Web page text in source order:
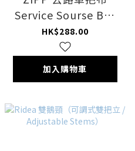
Service Sourse Bar
Tape CX BLACK
HK$288.00
加入購物車